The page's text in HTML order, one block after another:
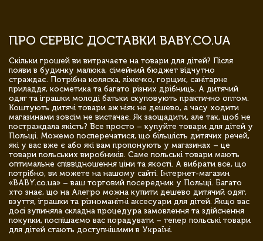
ПРО СЕРВІС ДОСТАВКИ BABY.CO.UA
Скільки грошей ви витрачаєте на товари для дітей? Після
появи в будинку малюка, сімейний бюджет відчутно
страждає. Потрібна коляска, ліжечко, горщик, санітарне
приладдя, косметика та багато різних дрібниць. А дитячий
одяг та іграшки молоді батьки скуповують практично оптом.
Коштують дитячі товари аж ніяк не дешево, а часу ходити
магазинами зовсім не вистачає. Як заощадити, але так, щоб не
постраждала якість? Все просто – купуйте товари для дітей у
Польщі. Можемо посперечатися, що більшість дитячих речей,
які у вас вже є або які вам пропонують у магазинах – це
товари польських виробників. Саме польські товари мають
оптимальне співвідношення ціни та якості. А вибрати все, що
потрібно, ви можете на нашому сайті. Інтернет-магазин
«BABY.co.ua» – ваш торговий посередник у Польщі. Багато
хто знає, що на Алегро можна купити дешево дитячий одяг,
взуття, іграшки та різноманітні аксесуари для дітей. Якщо вас
досі зупиняла складна процедура замовлення та здійснення
покупки, поспішаємо вас порадувати – тепер польські товари
для дітей стають доступнішими в Україні.